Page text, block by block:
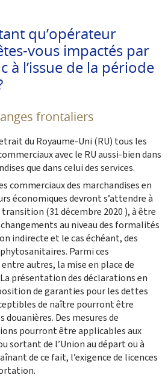
qu’opérateur
vous impactés par
à l’issue de la période
frontaliers
du Royaume-Uni (RU) tous les
avec le RU aussi-bien dans
que dans celui des services.
commerciaux des marchandises en
économiques devront s’attendre à
(31 décembre 2020 ), à être
au niveau des formalités
indirecte et le cas échéant, des
Parmi ces
autres, la mise en place de
présentation des déclarations en
de garanties pour les dettes
de naître pourront être
Des mesures de
pourront être applicables aux
sortant de l’Union au départ ou à
de ce fait, l’exigence de licences